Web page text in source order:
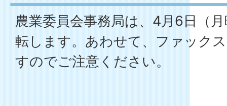
農業委員会事務局は、4月6日（
転します。あわせて、ファック
すのでご注意ください。